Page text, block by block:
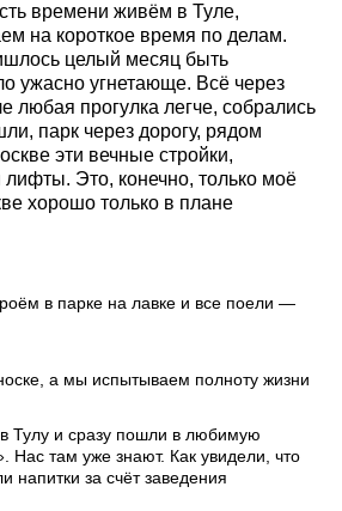
времени живём в Туле,
на короткое время по делам.
целый месяц быть
ужасно угнетающе. Всё через
любая прогулка легче, собрались
парк через дорогу, рядом
эти вечные стройки,
Это, конечно, только моё
хорошо только в плане
в парке на лавке и все поели —
а мы испытываем полноту жизни
Тулу и сразу пошли в любимую
Нас там уже знают. Как увидели, что
напитки за счёт заведения